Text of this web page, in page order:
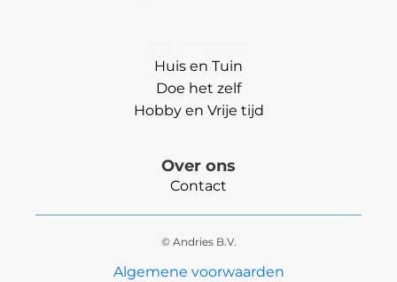
Huis en Tuin
Doe het zelf
Hobby en Vrije tijd
Over ons
Contact
© Andries B.V.
Algemene voorwaarden